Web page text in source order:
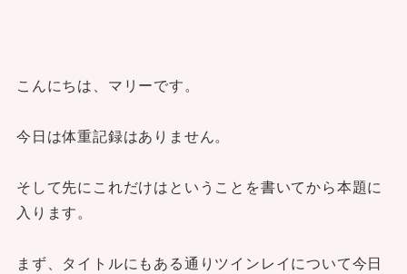
こんにちは、マリーです。
今日は体重記録はありません。
そして先にこれだけはということを書いてから本題に
入ります。
まず、タイトルにもある通りツインレイについて今日